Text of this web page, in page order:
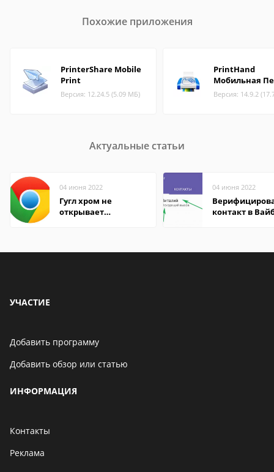
Похожие приложения
PrinterShare Mobile
Print
Версия: 12.24.5 (5.09 МБ)
PrintHand
Мобильная
Версия: 14.9.2
Актуальные статьи
04 июня 2022
Гугл хром не
открывает
04 июня 2022
контакт в
УЧАСТИЕ
Добавить программу
Добавить обзор или статью
ИНФОРМАЦИЯ
Контакты
Реклама